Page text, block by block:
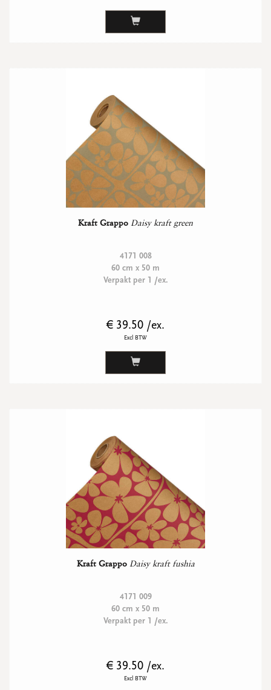
Kraft Grappo Daisy kraft green
4171 008
60 cm x 50 m
Verpakt per 1 /ex.
€ 39.50 /ex.
Excl BTW
Kraft Grappo Daisy kraft fushia
4171 009
60 cm x 50 m
Verpakt per 1 /ex.
€ 39.50 /ex.
Excl BTW